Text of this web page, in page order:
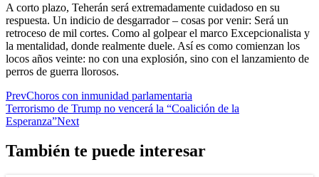
A corto plazo, Teherán será extremadamente cuidadoso en su
respuesta. Un indicio de desgarrador – cosas por venir: Será un
retroceso de mil cortes. Como al golpear el marco Excepcionalista y
la mentalidad, donde realmente duele. Así es como comienzan los
locos años veinte: no con una explosión, sino con el lanzamiento de
perros de guerra llorosos.
PrevChoros con inmunidad parlamentaria
Terrorismo de Trump no vencerá la “Coalición de la
Esperanza”Next
También te puede interesar